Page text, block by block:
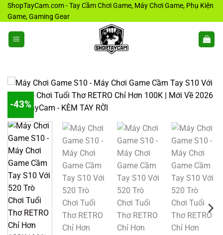
Bỏ
qua
nội
dung
ShopTayCam.com - Tay Cầm Chơi Game, Máy Chơi Game, Phụ Kiện
Game, Gaming Gear
-43%